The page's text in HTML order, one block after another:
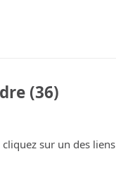
(36)
cliquez sur un des liens